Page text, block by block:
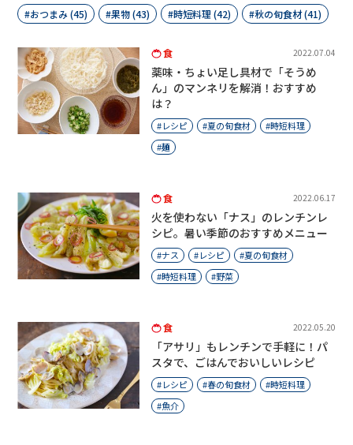
おつまみ (45)
果物 (43) 時短料理 (42) 秋の旬食材 (41)
食 2022.07.04
薬味・ちょい足し具材で「そうめ
ん」のマンネリを解消！おすすめ
は？
レシピ 夏の旬食材
時短料理
麺
食 2022.06.17
火を使わない「ナス」のレンチンレ
シピ。暑い季節のおすすめメニュー
ナス レシピ
夏の旬食材
時短料理
野菜
食 2022.05.20
「アサリ」もレンチンで手軽に！パ
スタで、ごはんでおいしいレシピ
レシピ 春の旬食材
時短料理
魚介